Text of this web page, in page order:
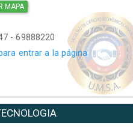
MAPA
- 69888220
entrar a la página